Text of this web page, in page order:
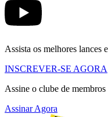
Assista os melhores lances
INSCREVER-SE AGORA
Assine o clube de
Assinar Agora